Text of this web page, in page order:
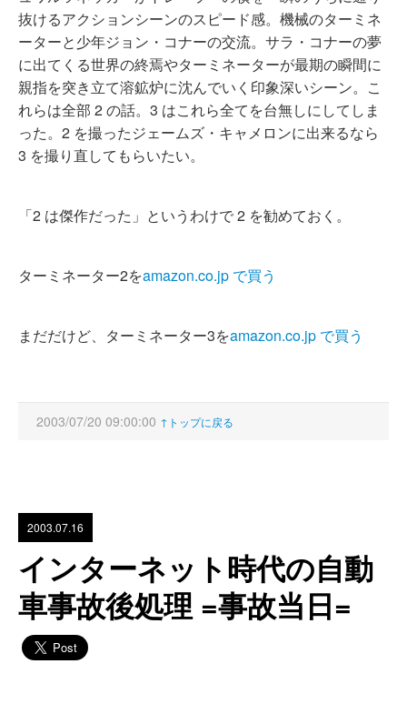
抜けるアクションシーンのスピード感。機械のターミネ
ーターと少年ジョン・コナーの交流。サラ・コナーの夢
に出てくる世界の終焉やターミネーターが最期の瞬間に
親指を突き立て溶鉱炉に沈んでいく印象深いシーン。こ
れらは全部 2 の話。3 はこれら全てを台無しにしてしま
った。2 を撮ったジェームズ・キャメロンに出来るなら
3 を撮り直してもらいたい。
「2 は傑作だった」というわけで 2 を勧めておく。
ターミネーター2をamazon.co.jp で買う
まだだけど、ターミネーター3をamazon.co.jp で買う
2003/07/20 09:00:00 ↑トップに戻る
2003.07.16
インターネット時代の自動
車事故後処理 =事故当日=